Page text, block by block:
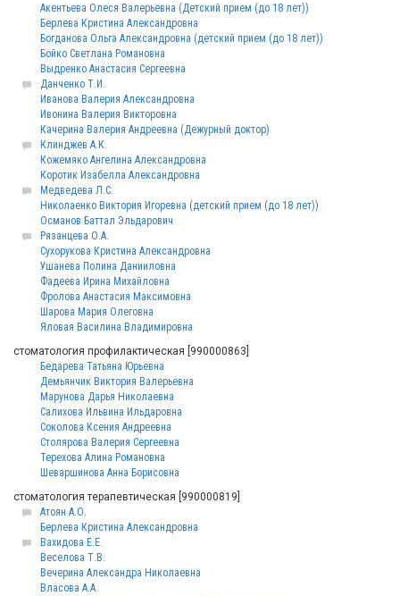
Акентьева Олеся Валерьевна (Детский прием (до 18 лет))
Берлева Кристина Александровна
Богданова Ольга Александровна (детский прием (до 18 лет))
Бойко Светлана Романовна
Выдренко Анастасия Сергеевна
Данченко Т.И.
Иванова Валерия Александровна
Ивонина Валерия Викторовна
Качерина Валерия Андреевна (Дежурный доктор)
Клинджев А.К.
Кожемяко Ангелина Александровна
Коротик Изабелла Александровна
Медведева Л.С.
Николаенко Виктория Игоревна (детский прием (до 18 лет))
Османов Баттал Эльдарович
Рязанцева О.А.
Сухорукова Кристина Александровна
Ушанева Полина Данииловна
Фадеева Ирина Михайловна
Фролова Анастасия Максимовна
Шарова Мария Олеговна
Яловая Василина Владимировна
стоматология профилактическая [990000863]
Бедарева Татьяна Юрьевна
Демьянчик Виктория Валерьевна
Марунова Дарья Николаевна
Салихова Ильвина Ильдаровна
Соколова Ксения Андреевна
Столярова Валерия Сергеевна
Терехова Алина Романовна
Шеваршинова Анна Борисовна
стоматология терапевтическая [990000819]
Атоян А.О.
Берлева Кристина Александровна
Вахидова Е.Е.
Веселова Т.В.
Вечерина Александра Николаевна
Власова А.А.